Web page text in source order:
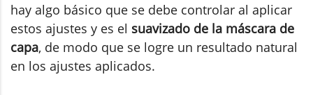
hay algo básico que se debe controlar al aplicar
estos ajustes y es el suavizado de la máscara de
capa, de modo que se logre un resultado natural
en los ajustes aplicados.